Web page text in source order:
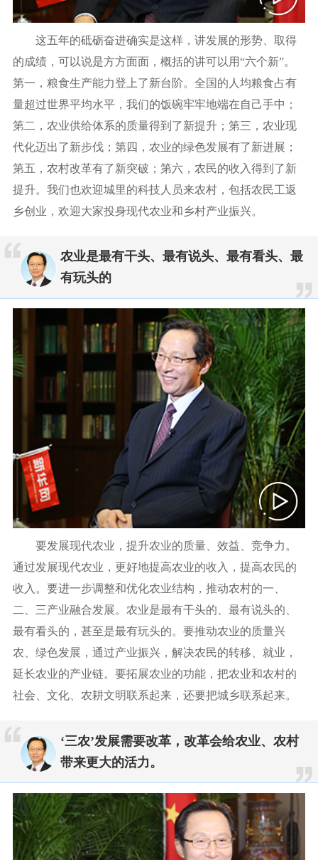
这五年的砥砺奋进确实是这样，讲发展的形势、取得
的成绩，可以说是方方面面，概括的讲可以用“六个新”。
第一，粮食生产能力登上了新台阶。全国的人均粮食占有
量超过世界平均水平，我们的饭碗牢牢地端在自己手中；
第二，农业供给体系的质量得到了新提升；第三，农业现
代化迈出了新步伐；第四，农业的绿色发展有了新进展；
第五，农村改革有了新突破；第六，农民的收入得到了新
提升。我们也欢迎城里的科技人员来农村，包括农民工返
乡创业，欢迎大家投身现代农业和乡村产业振兴。
农业是最有干头、最有说头、最有看头、最
有玩头的
要发展现代农业，提升农业的质量、效益、竞争力。
通过发展现代农业，更好地提高农业的收入，提高农民的
收入。要进一步调整和优化农业结构，推动农村的一、
二、三产业融合发展。农业是最有干头的、最有说头的、
最有看头的，甚至是最有玩头的。要推动农业的质量兴
农、绿色发展，通过产业振兴，解决农民的转移、就业，
延长农业的产业链。要拓展农业的功能，把农业和农村的
社会、文化、农耕文明联系起来，还要把城乡联系起来。
‘三农’发展需要改革，改革会给农业、农村
带来更大的活力。